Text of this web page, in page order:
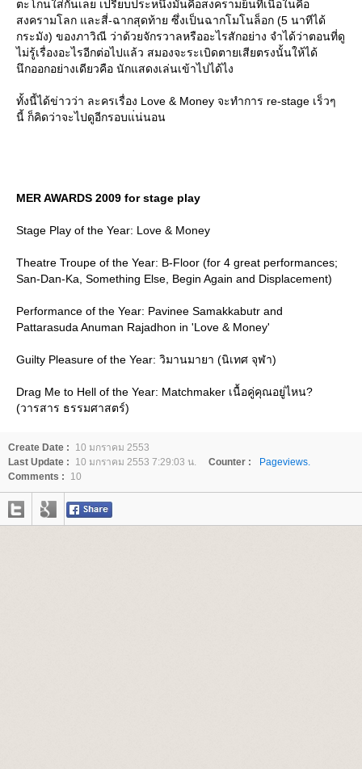
ตะโกนใส่กันเลย เปรียบประหนึ่งมันคือสงครามย็นที่เนื้อในคือ
สงครามโลก และสี่-ฉากสุดท้าย ซึ่งเป็นฉากโมโนล็อก (5 นาทีได้
กระมัง) ของภาวิณี ว่าด้วยจักรวาลหรืออะไรสักอย่าง จำได้ว่าตอนที่ดู
ไม่รู้เรื่องอะไรอีกต่อไปแล้ว สมองจะระเบิดตายเสียตรงนั้นให้ได้
นึกออกอย่างเดียวคือ นักแสดงเล่นเข้าไปได้ไง
ทั้งนี้ได้ข่าวว่า ละครเรื่อง Love & Money จะทำการ re-stage เร็วๆ
นี้ ก็คิดว่าจะไปดูอีกรอบแ่น่นอน
MER AWARDS 2009 for stage play
Stage Play of the Year: Love & Money
Theatre Troupe of the Year: B-Floor (for 4 great performances;
San-Dan-Ka, Something Else, Begin Again and Displacement)
Performance of the Year: Pavinee Samakkabutr and
Pattarasuda Anuman Rajadhon in 'Love & Money'
Guilty Pleasure of the Year: วิมานมายา (นิเทศ จุฬา)
Drag Me to Hell of the Year: Matchmaker เนื้อคู่คุณอยู่ไหน?
(วารสาร ธรรมศาสตร์)
Create Date :
10 มกราคม 2553
Last Update :
10 มกราคม 2553 7:29:03 น. Counter :
Pageviews.
Comments :
10